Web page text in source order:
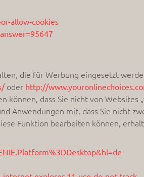
allow-cookies
die für Werbung eingesetzt
oder http://
können, dass Sie nicht von
Anwendungen mit, dass Sie nicht
Funktion bearbeiten können,